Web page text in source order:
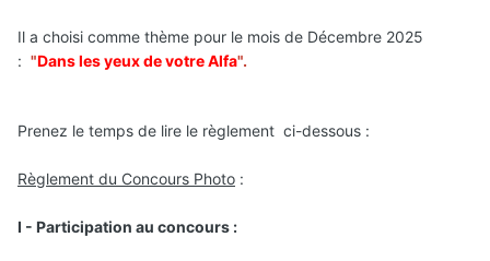
Il a choisi comme thème pour le mois de Décembre 2025
: "Dans les yeux de votre Alfa".
Prenez le temps de lire le règlement ci-dessous :
Règlement du Concours Photo :
I - Participation au concours :